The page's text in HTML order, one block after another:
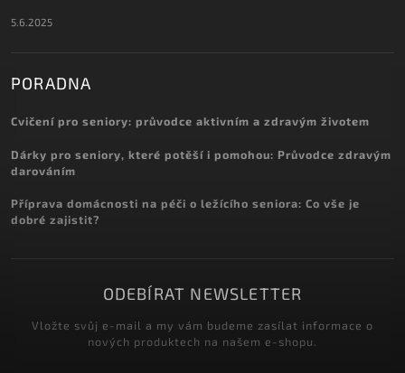
5.6.2025
PORADNA
Cvičení pro seniory: průvodce aktivním a zdravým životem
Dárky pro seniory, které potěší i pomohou: Průvodce zdravým
darováním
Příprava domácnosti na péči o ležícího seniora: Co vše je
dobré zajistit?
ODEBÍRAT NEWSLETTER
Vložte svůj e-mail a my vám budeme zasílat informace o
nových produktech na našem e-shopu.